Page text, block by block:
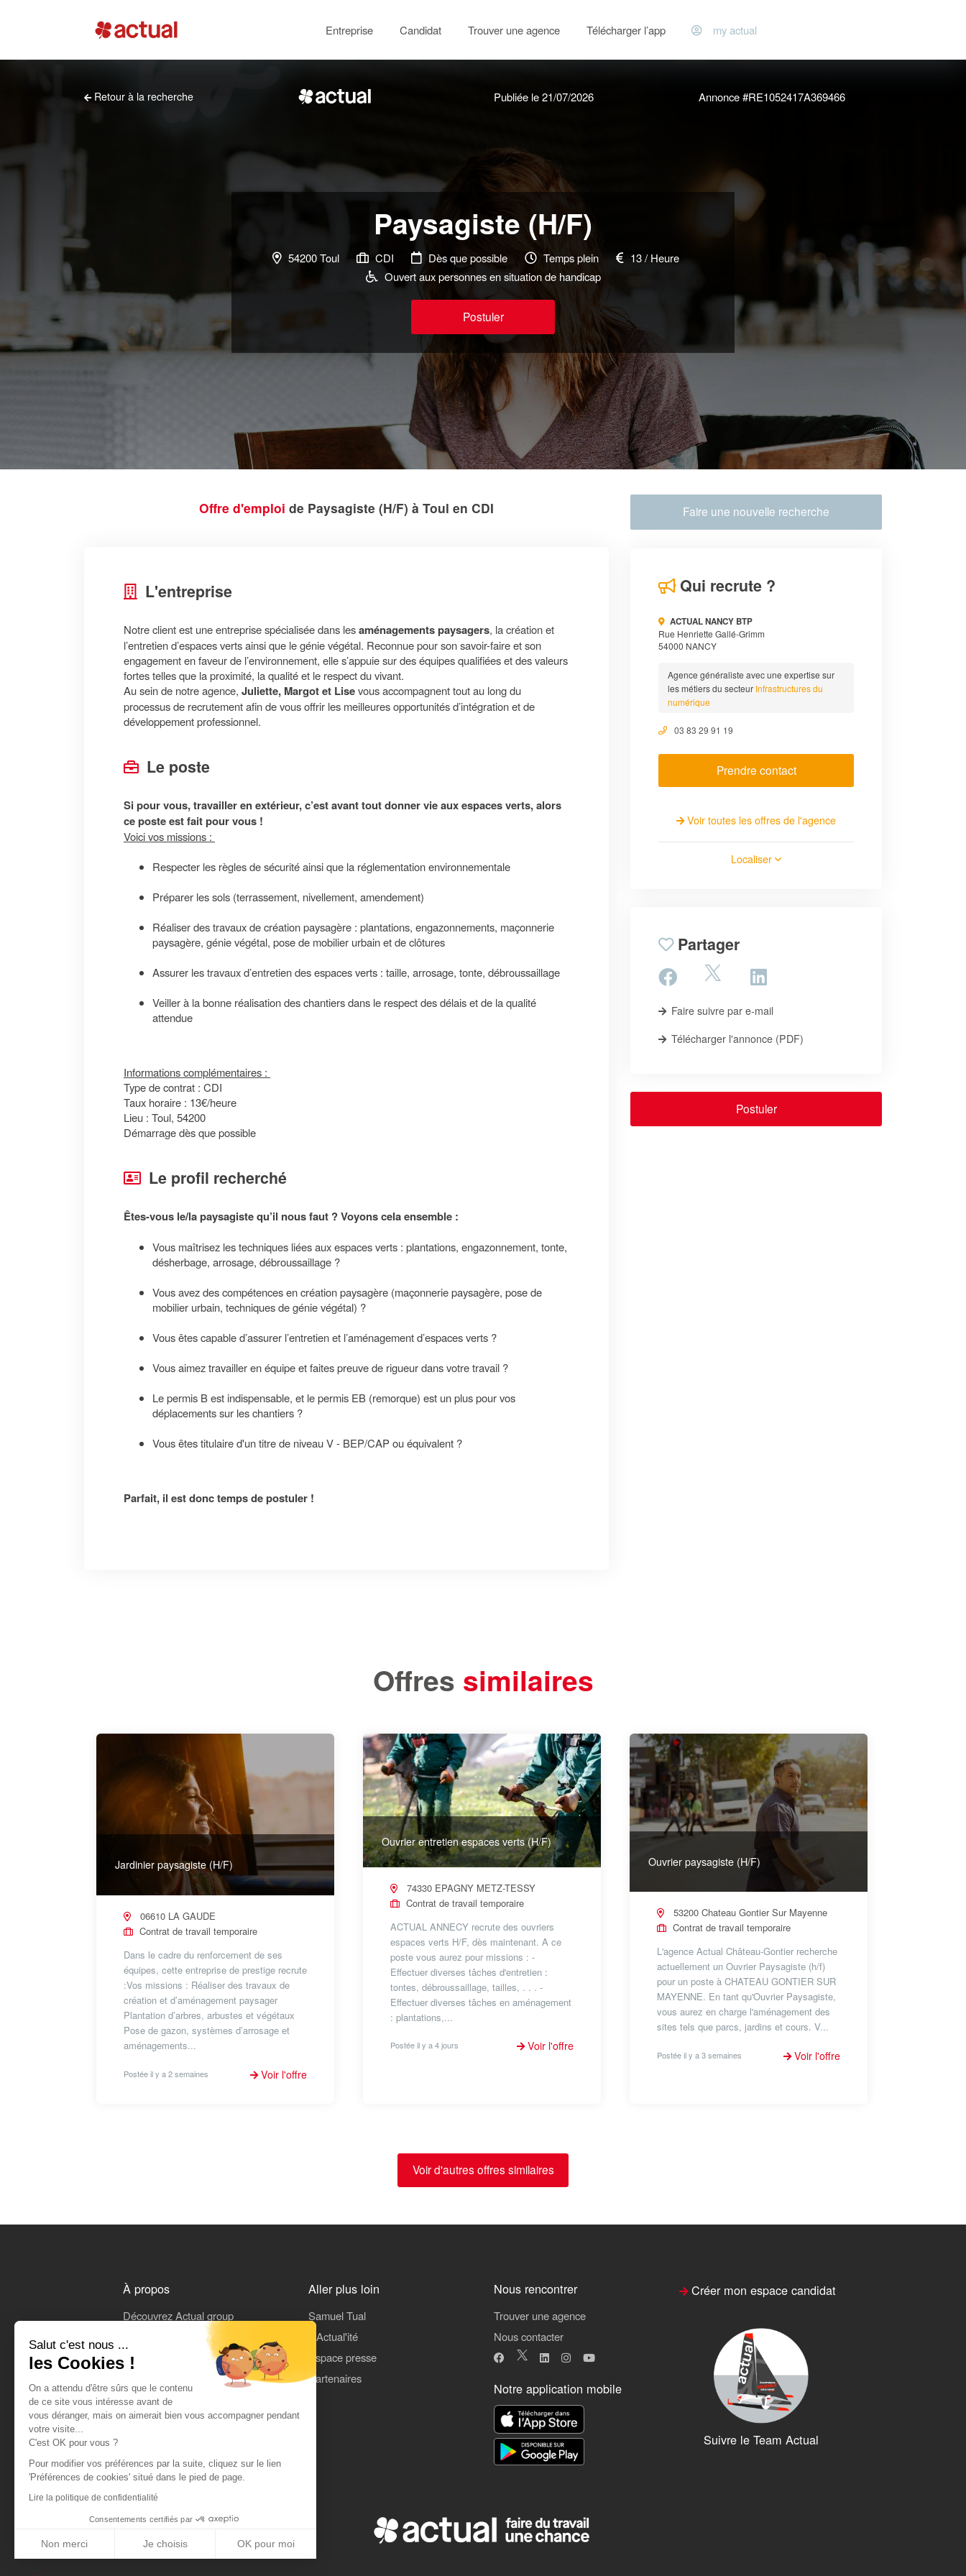
Salut c'est nous ...
les Cookies !
On a attendu d'être sûrs que le contenu
de ce site vous intéresse avant de
vous déranger, mais on aimerait bien vous accompagner pendant
votre visite...
C'est OK pour vous ?
Pour modifier vos préférences par la suite, cliquez sur le lien
'Préférences de cookies' situé dans le pied de page.
Lire la politique de confidentialité
Consentements certifiés par
Non merci Je choisis OK pour moi
Entreprise Candidat Trouver une agence Télécharger l’app my actual
Retour à la recherche Publiée le 21/07/2026 Annonce #RE1052417A369466
Paysagiste (H/F)
54200 Toul CDI Dès que possible Temps plein
13 / Heure
Ouvert aux personnes en situation de handicap
Postuler
Offre d'emploi de Paysagiste (H/F) à Toul en CDI
L'entreprise
Notre client est une entreprise spécialisée dans lesaménagements paysagers, la création et
l’entretien d’espaces verts ainsi que le génie végétal. Reconnue pour son savoir-faire et son
engagement en faveur de l’environnement, elle s’appuie sur des équipes qualifiées et des valeurs
fortes telles que la proximité, la qualité et le respect du vivant.
Au sein de notre agence, Juliette, Margot et Lisevous accompagnent tout au long du
processus de recrutement afin de vous offrir les meilleures opportunités d’intégration et de
développement professionnel.
Le poste
Si pour vous, travailler en extérieur, c’est avant tout donner vie aux espaces verts, alors
ce poste est fait pour vous !
Voici vos missions :
Respecter les règles de sécurité ainsi que la réglementation environnementale
Préparer les sols (terrassement, nivellement, amendement)
Réaliser des travaux de création paysagère : plantations, engazonnements, maçonnerie
paysagère, génie végétal, pose de mobilier urbain et de clôtures
Assurer les travaux d’entretien des espaces verts : taille, arrosage, tonte, débroussaillage
Veiller à la bonne réalisation des chantiers dans le respect des délais et de la qualité
attendue
Informations complémentaires :
Type de contrat : CDI
Taux horaire : 13€/heure
Lieu : Toul, 54200
Démarrage dès que possible
Le profil recherché
Êtes-vous le/la paysagiste qu’il nous faut ? Voyons cela ensemble :
Vous maîtrisez les techniques liées aux espaces verts : plantations, engazonnement, tonte,
désherbage, arrosage, débroussaillage ?
Vous avez des compétences en création paysagère (maçonnerie paysagère, pose de
mobilier urbain, techniques de génie végétal) ?
Vous êtes capable d’assurer l’entretien et l’aménagement d’espaces verts ?
Vous aimez travailler en équipe et faites preuve de rigueur dans votre travail ?
Le permis B est indispensable, et le permis EB (remorque) est un plus pour vos
déplacements sur les chantiers ?
Vous êtes titulaire d'un titre de niveau V - BEP/CAP ou équivalent ?
Parfait, il est donc temps de postuler !
Faire une nouvelle recherche
Qui recrute ?
ACTUAL NANCY BTP
Rue Henriette Gallé-Grimm
54000 NANCY
Agence généraliste avec une expertise sur
les métiers du secteur Infrastructures du
numérique
03 83 29 91 19
Prendre contact
Voir toutes les offres de l'agence
Localiser
Partager
Faire suivre par e-mail
Télécharger l'annonce (PDF)
Postuler
Offres similaires
Jardinier paysagiste (H/F)
06610 LA GAUDE
Contrat de travail temporaire
Dans le cadre du renforcement de ses
équipes, cette entreprise de prestige recrute
:Vos missions : Réaliser des travaux de
création et d’aménagement paysager
Plantation d’arbres, arbustes et végétaux
Pose de gazon, systèmes d’arrosage et
aménagements...
Postée il y a 2 semaines Voir l'offre
Ouvrier entretien espaces verts (H/F)
74330 EPAGNY METZ-TESSY
Contrat de travail temporaire
ACTUAL ANNECY recrute des ouvriers
espaces verts H/F, dès maintenant. A ce
poste vous aurez pour missions : -
Effectuer diverses tâches d'entretien :
tontes, débroussaillage, tailles, . . . -
Effectuer diverses tâches en aménagement
: plantations,...
Postée il y a 4 jours Voir l'offre
Ouvrier paysagiste (H/F)
53200 Chateau Gontier Sur Mayenne
Contrat de travail temporaire
L'agence Actual Château-Gontier recherche
actuellement un Ouvrier Paysagiste (h/f)
pour un poste à CHATEAU GONTIER SUR
MAYENNE. En tant qu'Ouvrier Paysagiste,
vous aurez en charge l'aménagement des
sites tels que parcs, jardins et cours. V...
Postée il y a 3 semaines Voir l'offre
Voir d'autres offres similaires
À propos
Découvrez Actual group
On parle de nous
CGU
Données personnelles
Aller plus loin
Samuel Tual
L'Actual'ité
Espace presse
Partenaires
Nous rencontrer
Trouver une agence
Nous contacter
Notre application mobile
Créer mon espace candidat
Suivre le Team Actual